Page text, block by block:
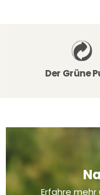
Der Grüne
Erfahre